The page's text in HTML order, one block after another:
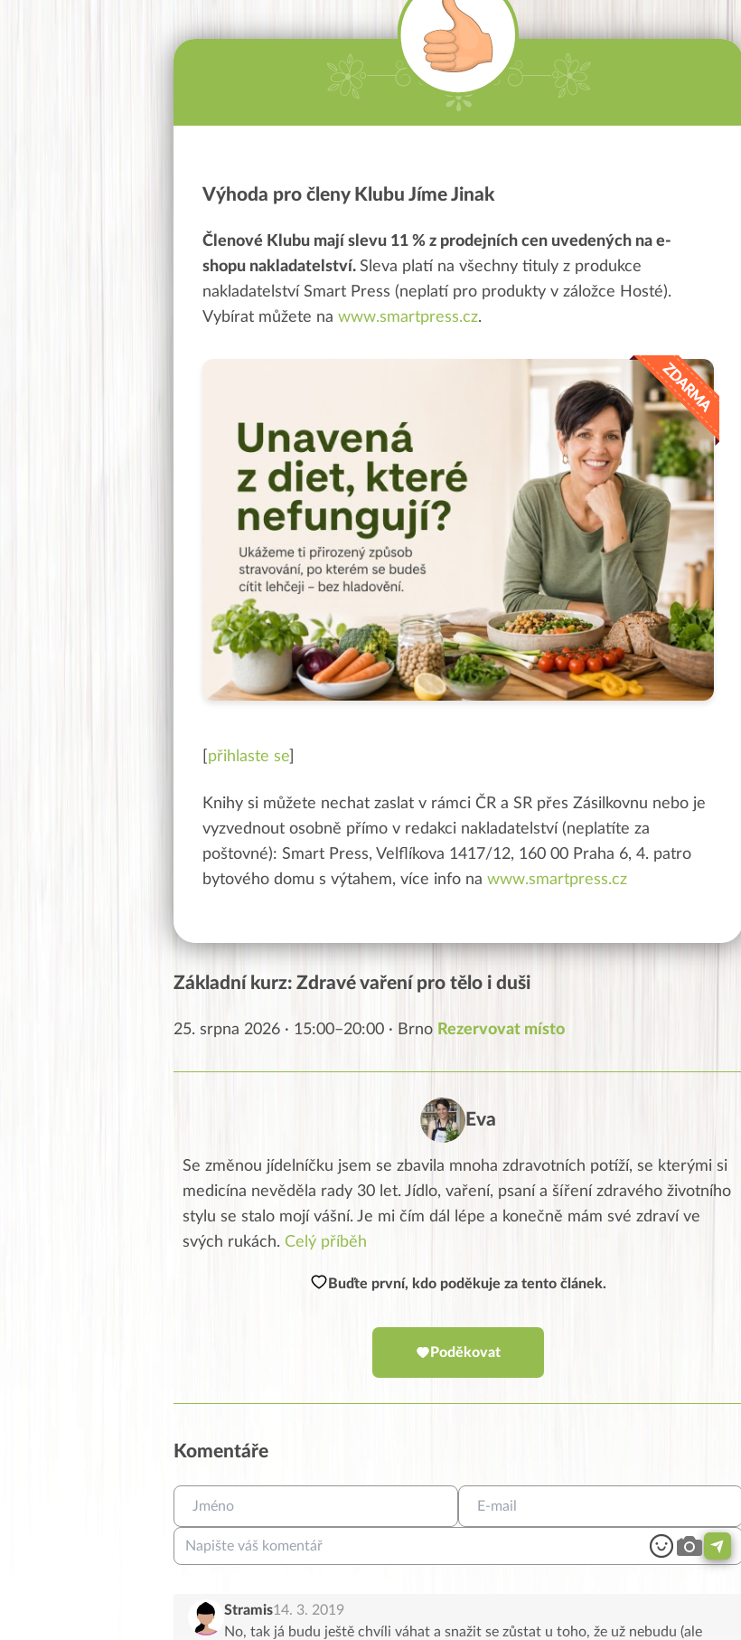
Výhoda pro členy Klubu Jíme Jinak
Členové Klubu mají slevu 11 % z prodejních cen uvedených na e-
shopu nakladatelství. Sleva platí na všechny tituly z produkce
nakladatelství Smart Press (neplatí pro produkty v záložce Hosté).
Vybírat můžete na www.smartpress.cz.
přihlaste se
Knihy si můžete nechat zaslat v rámci ČR a SR přes Zásilkovnu nebo je
vyzvednout osobně přímo v redakci nakladatelství (neplatíte za
poštovné): Smart Press, Velflíkova 1417/12, 160 00 Praha 6, 4. patro
bytového domu s výtahem, více info na www.smartpress.cz
Základní kurz: Zdravé vaření pro tělo i duši
25. srpna 2026 · 15:00–20:00 · Brno Rezervovat místo
Eva
Se změnou jídelníčku jsem se zbavila mnoha zdravotních potíží, se kterými si
medicína nevěděla rady 30 let. Jídlo, vaření, psaní a šíření zdravého životního
stylu se stalo mojí vášní. Je mi čím dál lépe a konečně mám své zdraví ve
svých rukách. Celý příběh
Buďte první, kdo poděkuje za tento článek.
Poděkovat
Komentáře
Stramis14. 3. 2019
No, tak já budu ještě chvíli váhat a snažit se zůstat u toho, že už nebudu (ale